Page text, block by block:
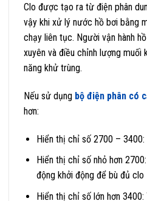
Clo được tạo ra từ điện phân
vậy khi xử lý nước hồ bơi bằng
chạy liên tục. Người vận hành
xuyên và điều chỉnh lượng muối
năng khử trùng.
Nếu sử dụng bộ điện phân có
hơn:
Hiển thị chỉ số 2700 –
Hiển thị chỉ số nhỏ hơn
động khởi động để bù đủ clo
Hiển thị chỉ số lớn hơn